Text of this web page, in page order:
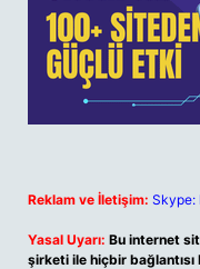
Reklam ve İletişim: Skype:
Yasal Uyarı: Bu internet
şirketi ile hiçbir